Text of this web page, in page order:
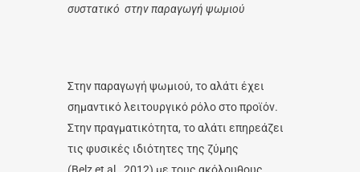
συστατικό στην παραγωγή ψωμιού
Στην παραγωγή ψωμιού, το αλάτι έχει
σημαντικό λειτουργικό ρόλο στο προϊόν.
Στην πραγματικότητα, το αλάτι επηρεάζει
τις φυσικές ιδιότητες της ζύμης